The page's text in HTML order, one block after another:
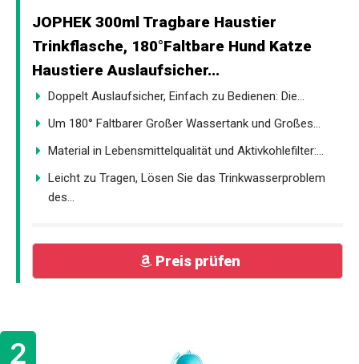
JOPHEK 300ml Tragbare Haustier
Trinkflasche, 180°Faltbare Hund Katze
Haustiere Auslaufsicher...
Doppelt Auslaufsicher, Einfach zu Bedienen: Die...
Um 180° Faltbarer Großer Wassertank und Großes...
Material in Lebensmittelqualität und Aktivkohlefilter:...
Leicht zu Tragen, Lösen Sie das Trinkwasserproblem
des...
Preis prüfen